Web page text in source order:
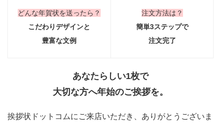
どんな年賀状を送ったら？
こだわりデザインと
豊富な文例
注文方法は？
簡単3ステップで
注文完了
あなたらしい1枚で
大切な方へ年始のご挨拶を。
挨拶状ドットコムにご来店いただき、ありがとうございま